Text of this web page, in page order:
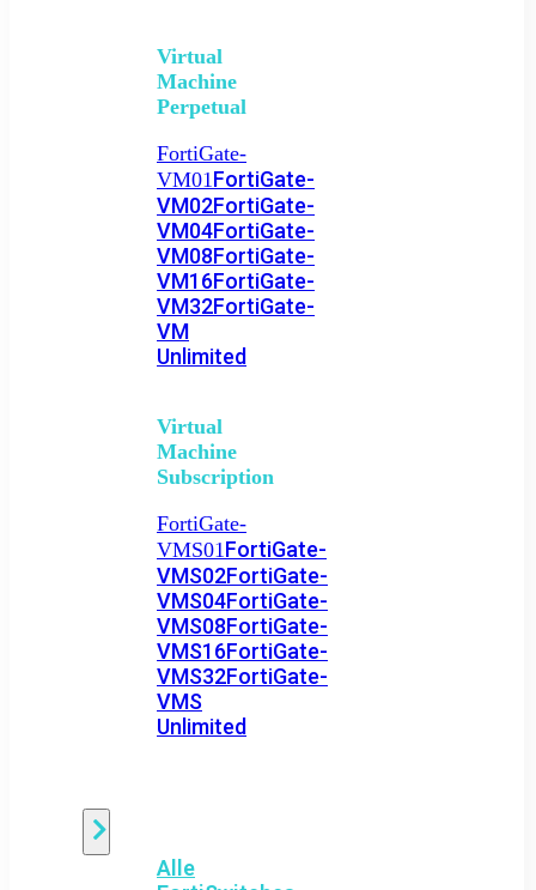
Virtual
Machine
Perpetual
FortiGate-
VM01FortiGate-
VM02FortiGate-
VM04FortiGate-
VM08FortiGate-
VM16FortiGate-
VM32FortiGate-
VM
Unlimited
Virtual
Machine
Subscription
FortiGate-
VMS01FortiGate-
VMS02FortiGate-
VMS04FortiGate-
VMS08FortiGate-
VMS16FortiGate-
VMS32FortiGate-
VMS
Unlimited
Alle